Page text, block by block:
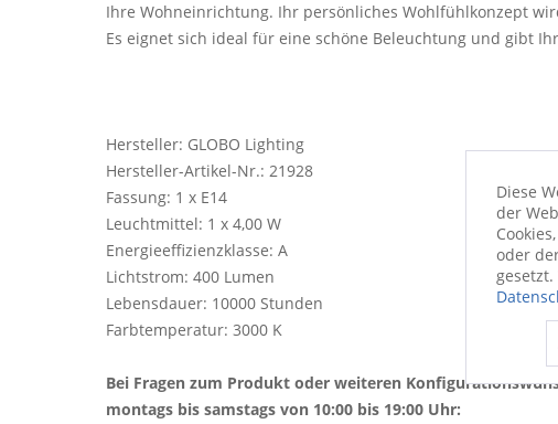
Ihre Wohneinrichtung. Ihr persönliches Wohlfühlkonzept
Es eignet sich ideal für eine schöne Beleuchtung und gibt
Hersteller: GLOBO Lighting
Hersteller-Artikel-Nr.: 21928
Fassung: 1 x E14
Leuchtmittel: 1 x 4,00 W
Energieeffizienzklasse: A
Lichtstrom: 400 Lumen
Lebensdauer: 10000 Stunden
Farbtemperatur: 3000 K
Bei Fragen zum Produkt oder weiteren
montags bis samstags von 10:00 bis 19:00 Uhr:
Diese
der
oder